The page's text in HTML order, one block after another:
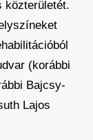
közterületét.
(korábbi
Bajcsy-
Lajos